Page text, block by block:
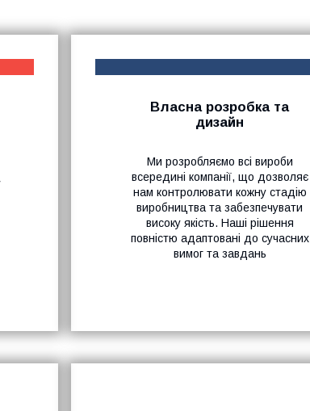
Власна розробка та
дизайн
Ми розробляємо всі вироби
всередині компанії, що дозволяє
нам контролювати кожну стадію
виробництва та забезпечувати
високу якість. Наші рішення
повністю адаптовані до сучасних
вимог та завдань